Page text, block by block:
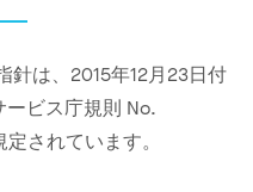
針は、2015年12月23日付
ビス庁規則 No.
されています。